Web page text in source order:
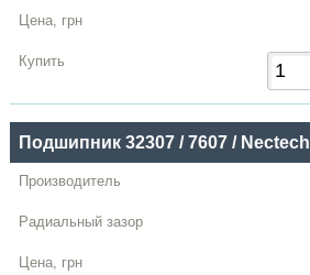
Подшипник 32307 / 7607 / Nectech